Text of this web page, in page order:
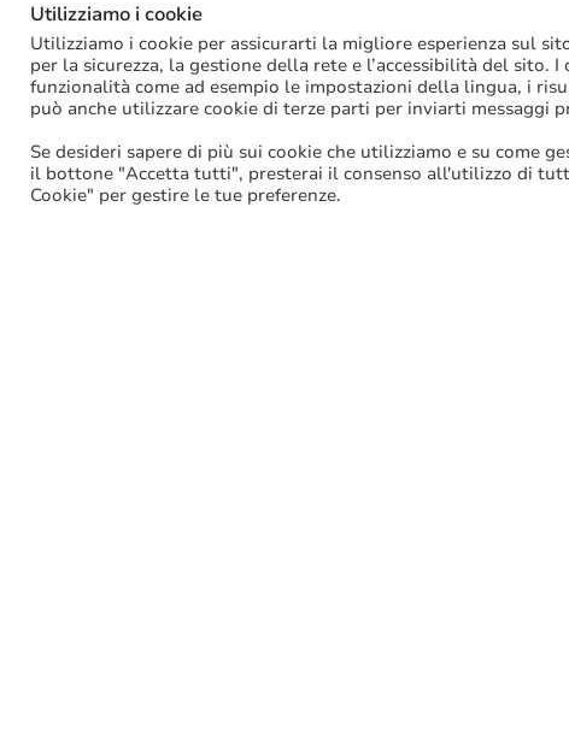
economico, né
Tags: Permessi,
Utilizziamo i cookie
Utilizziamo i cookie per assicurarti la migliore esperienza sul
per la sicurezza, la gestione della rete e l’accessibilità del
funzionalità come ad esempio le impostazioni della lingua, i
può anche utilizzare cookie di terze parti per inviarti messaggi
Se desideri sapere di più sui cookie che utilizziamo e su come
il bottone "Accetta tutti", presterai il consenso all'utilizzo di
Cookie" per gestire le tue preferenze.